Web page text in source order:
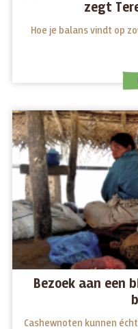
zegt
Hoe je balans vindt op
Bezoek aan een
Cashewnoten kunnen